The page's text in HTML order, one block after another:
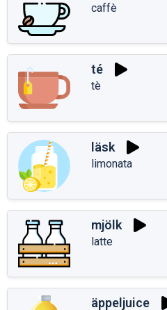
caffè
té
tè
läsk
limonata
mjölk
latte
äppeljuice